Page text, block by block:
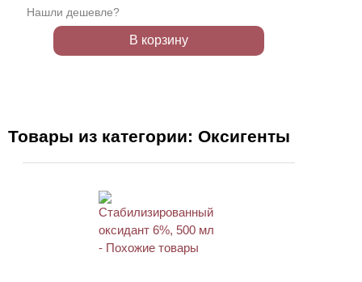
Нашли дешевле?
В корзину
Товары из категории: Оксигенты